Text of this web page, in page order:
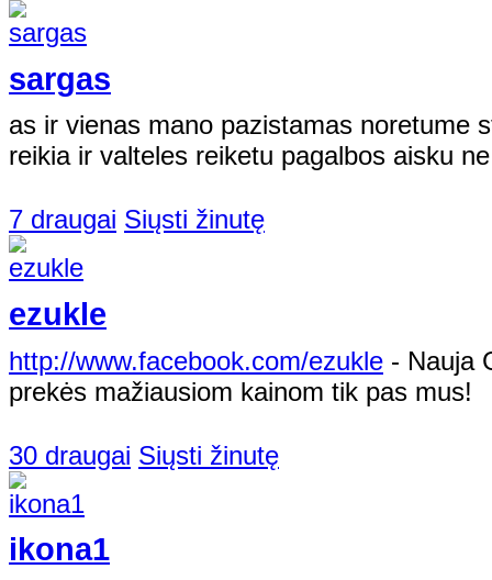
sargas
as ir vienas mano pazistamas noretume
reikia ir valteles reiketu pagalbos aisku
7 draugai Siųsti žinutę
ezukle
http://www.facebook.com/ezukle - Nauja
prekės mažiausiom kainom tik pas mus!
30 draugai Siųsti žinutę
ikona1